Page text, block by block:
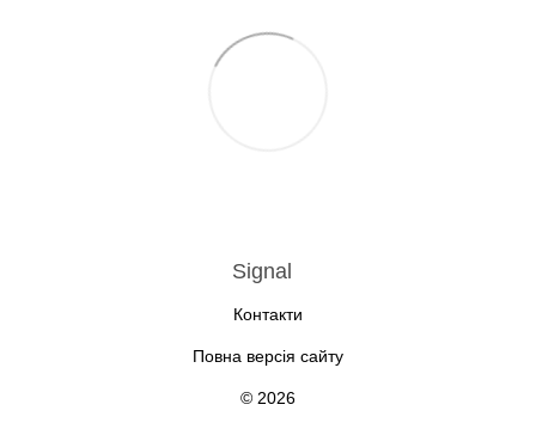
Signal
Контакти
Повна версія сайту
© 2026